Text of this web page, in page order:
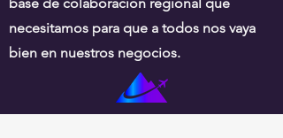
necesitamos para que a todos nos vaya
bien en nuestros negocios.